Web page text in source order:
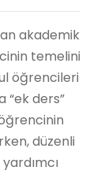
akademik
temelini
öğrencileri
“ek ders”
düzenli